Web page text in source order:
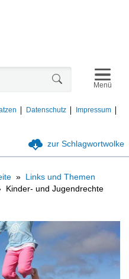
Datenschutz
Impressum
Menü
zur Schlagwortwolke
Links und Themen
Kinder- und Jugendrechte